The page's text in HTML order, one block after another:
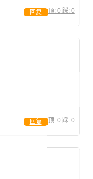
顶: 0 踩: 0
回复
顶: 0 踩: 0
回复